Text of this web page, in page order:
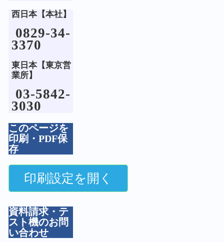
西日本【本社】
0829-34-
3370
東日本【東京営
業所】
03-5842-
3030
このページを
印刷・PDF保
存
資料請求・テ
スト機のお問
い合わせ